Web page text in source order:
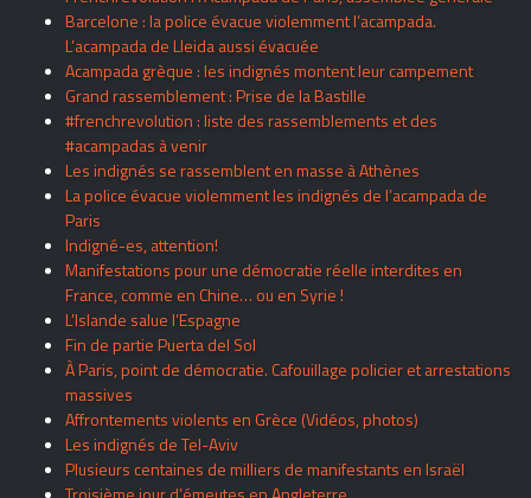
Barcelone : la police évacue violemment l’acampada.
L’acampada de Lleida aussi évacuée
Acampada grèque : les indignés montent leur campement
Grand rassemblement : Prise de la Bastille
#frenchrevolution : liste des rassemblements et des
#acampadas à venir
Les indignés se rassemblent en masse à Athènes
La police évacue violemment les indignés de l’acampada de
Paris
Indigné-es, attention!
Manifestations pour une démocratie réelle interdites en
France, comme en Chine… ou en Syrie !
L’Islande salue l’Espagne
Fin de partie Puerta del Sol
À Paris, point de démocratie. Cafouillage policier et arrestations
massives
Affrontements violents en Grèce (Vidéos, photos)
Les indignés de Tel-Aviv
Plusieurs centaines de milliers de manifestants en Israël